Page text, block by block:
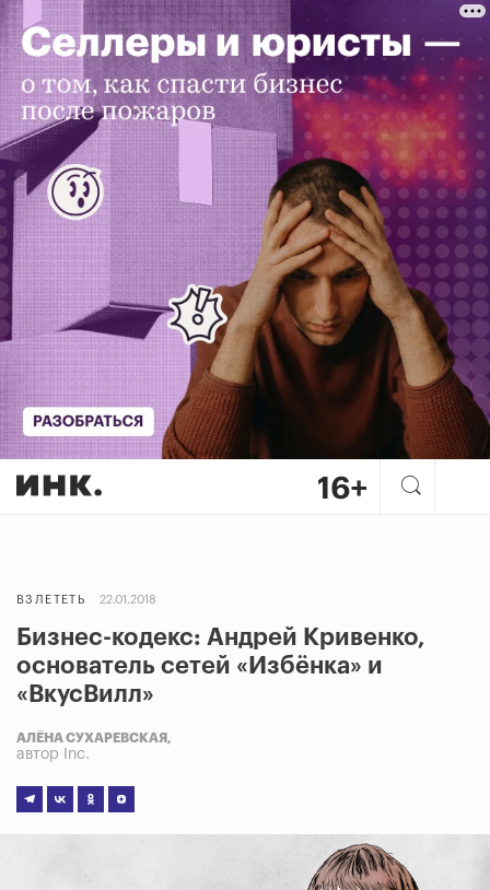
ВЗЛЕТЕТЬ 22.01.2018
Бизнес-кодекс: Андрей Кривенко,
основатель сетей «Избёнка» и
«ВкусВилл»
АЛЁНА СУХАРЕВСКАЯ,
автор Inc.